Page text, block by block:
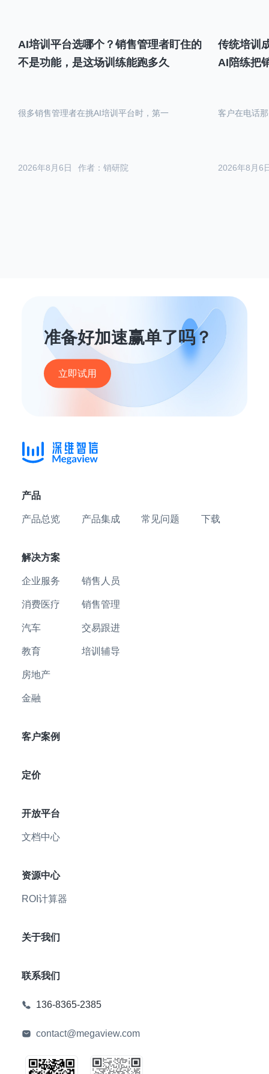
AI培训平台选哪个？销售管理者盯住的
不是功能，是这场训练能跑多久
作者：销研院
2026年8月6日
很多销售管理者在挑AI培训平台时，第一
传统培训
AI陪练把
2026年8月6
客户在电话
准备好加速赢单了吗？
立即试用
产品
产品总览 产品集成 常见问题 下载
解决方案
企业服务
消费医疗
汽车
教育
房地产
金融
销售人员
销售管理
交易跟进
培训辅导
客户案例
定价
开放平台
文档中心
资源中心
ROI计算器
关于我们
联系我们
136-8365-2385
contact@megaview.com